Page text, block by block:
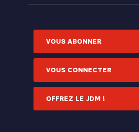
VOUS ABONNER
VOUS CONNECTER
OFFREZ LE JDM !